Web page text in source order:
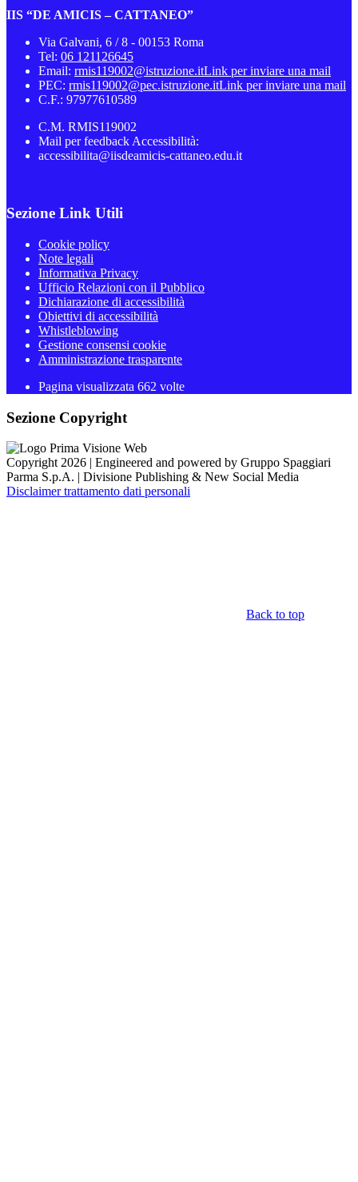
IIS “DE AMICIS – CATTANEO”
Via Galvani, 6 / 8 - 00153 Roma
Tel: 06 121126645
Email: rmis119002@istruzione.itLink per inviare una mail
PEC: rmis119002@pec.istruzione.itLink per inviare una mail
C.F.: 97977610589
C.M. RMIS119002
Mail per feedback Accessibilità:
accessibilita@iisdeamicis-cattaneo.edu.it
Sezione Link Utili
Cookie policy
Note legali
Informativa Privacy
Ufficio Relazioni con il Pubblico
Dichiarazione di accessibilità
Obiettivi di accessibilità
Whistleblowing
Gestione consensi cookie
Amministrazione trasparente
Pagina visualizzata 662 volte
Sezione Copyright
Copyright 2026 | Engineered and powered by Gruppo Spaggiari
Parma S.p.A. | Divisione Publishing & New Social Media
Disclaimer trattamento dati personali
Back to top